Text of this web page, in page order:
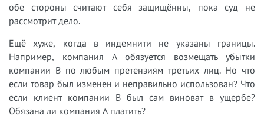
обе стороны считают себя защищённы, пока суд не
рассмотрит дело.
Ещё хуже, когда в индемнити не указаны границы.
Например, компания A обязуется возмещать убытки
компании B по любым претензиям третьих лиц. Но что
если товар был изменен и неправильно использован? Что
если клиент компании B был сам виноват в ущербе?
Обязана ли компания A платить?